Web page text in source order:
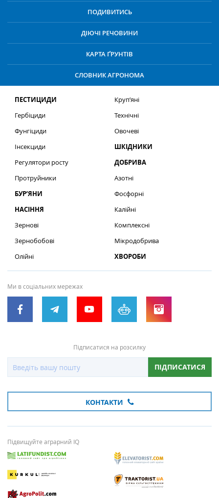
ПОДИВИТИСЬ
ДІЮЧІ РЕЧОВИНИ
КАРТА ҐРУНТІВ
СЛОВНИК АГРОНОМА
ПЕСТИЦИДИ
Гербіциди
Фунгіциди
Інсекциди
Регулятори росту
Протруйники
БУР’ЯНИ
НАСІННЯ
Зернові
Зернобобові
Олійні
Круп’яні
Технічні
Овочеві
ШКІДНИКИ
ДОБРИВА
Азотні
Фосфорні
Калійні
Комплексні
Мікродобрива
ХВОРОБИ
Ми в соціальних мережах
Підписатися на розсилку
ПІДПИСАТИСЯ
КОНТАКТИ
Підвищуйте аграрний IQ